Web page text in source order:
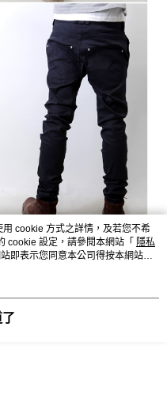
cookie 方式之詳情，及若您不希
cookie 設定，請參閱本網站「 隱私
即表示您同意本公司得按本網站使